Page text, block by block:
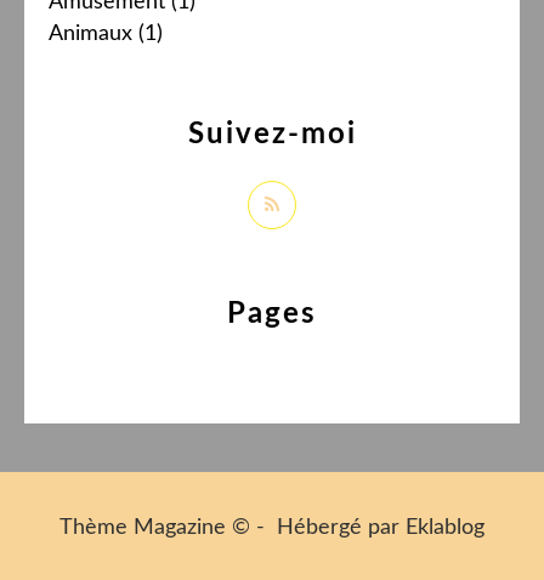
Animaux (1)
Pages
Suivez-moi
Thème Magazine © - Hébergé par Eklablog